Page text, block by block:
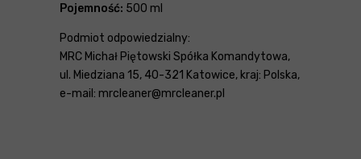
Pojemność: 500 ml
Podmiot odpowiedzialny:
MRC Michał Piętowski Spółka Komandytowa,
ul. Miedziana 15, 40-321 Katowice, kraj: Polska,
e-mail: mrcleaner@mrcleaner.pl